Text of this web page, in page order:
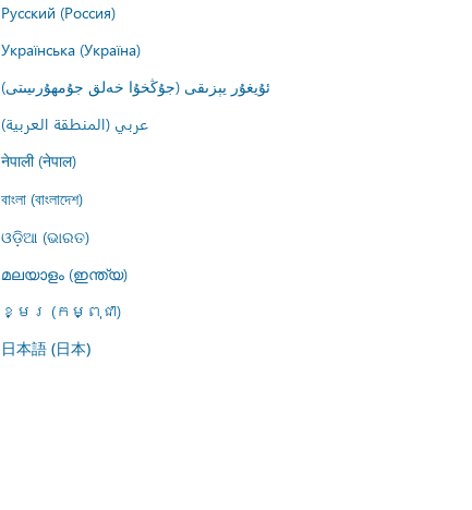
Русский (Россия)
Українська (Україна)
ئۇيغۇر يېزىقى (جۇڭخۇا خەلق جۇمھۇرىيىتى)
عربي (المنطقة العربية)
नेपाली (नेपाल)
বাংলা (বাংলাদেশ)
ଓଡ଼ିଆ (ଭାରତ)
മലയാളം (ഇന്ത്യ)
ខ្មែរ (កម្ពុជា)
日本語 (日本)